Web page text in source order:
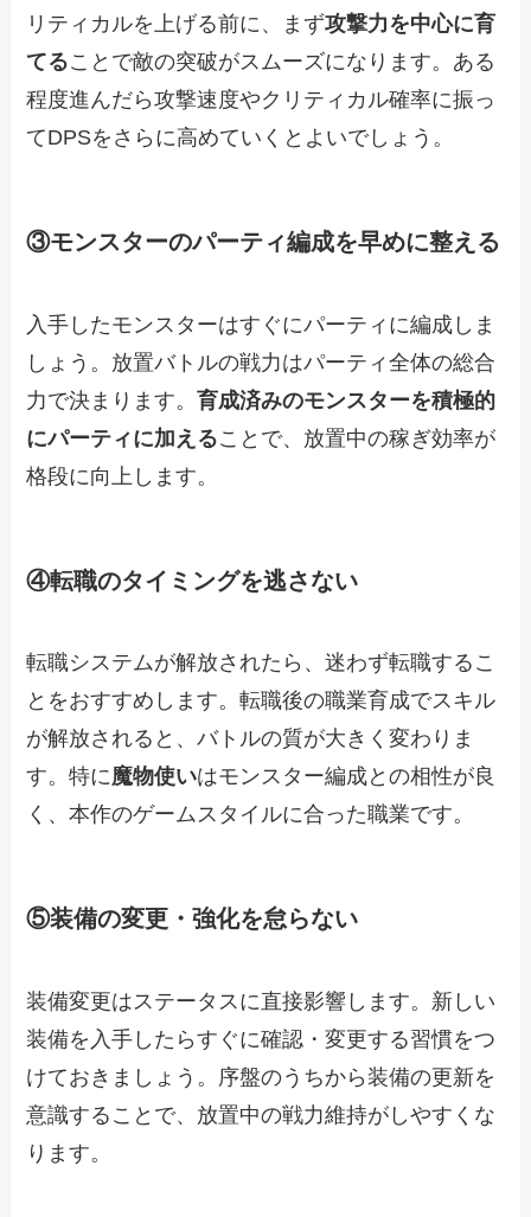
リティカルを上げる前に、まず攻撃力を中心に育
てることで敵の突破がスムーズになります。ある
程度進んだら攻撃速度やクリティカル確率に振っ
てDPSをさらに高めていくとよいでしょう。
③モンスターのパーティ編成を早めに整える
入手したモンスターはすぐにパーティに編成しま
しょう。放置バトルの戦力はパーティ全体の総合
力で決まります。育成済みのモンスターを積極的
にパーティに加えることで、放置中の稼ぎ効率が
格段に向上します。
④転職のタイミングを逃さない
転職システムが解放されたら、迷わず転職するこ
とをおすすめします。転職後の職業育成でスキル
が解放されると、バトルの質が大きく変わりま
す。特に魔物使いはモンスター編成との相性が良
く、本作のゲームスタイルに合った職業です。
⑤装備の変更・強化を怠らない
装備変更はステータスに直接影響します。新しい
装備を入手したらすぐに確認・変更する習慣をつ
けておきましょう。序盤のうちから装備の更新を
意識することで、放置中の戦力維持がしやすくな
ります。